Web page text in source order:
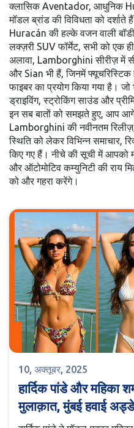
क्लासिक Aventador, आधुनिक
मॉडल ब्रांड की विविधता को
Huracán की हल्के वजन वाली
लक्ज़री SUV फॉर्मेट, सभी को
अलावा, Lamborghini सीरीज़ में
और Sian भी हैं, जिनमें फ्यूचरिस्टिक
फाइबर का प्रयोग किया गया है।
ड्राइविंग, स्ट्रोकिंग साउंड और
इन सब बातों को समझते हुए, आप
Lamborghini की नवीनतम
स्थिति को लेकर विभिन्न समाचार,
किए गए हैं। नीचे की सूची में
और ऑटोमोटिव कम्युनिटी की राय
को और गहरा करेंगे।
10, अक्तूबर, 2025
हार्दिक पांडे और महिका
मुलाक़ात, मुंबई हवाई